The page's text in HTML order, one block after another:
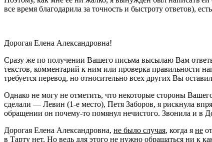
все время благодарила за точность и быстроту ответов),
Дорогая Елена Александровна!
Сразу же по получении Вашего письма высылаю Вам
текстов, комментарий к ним или проверка правильности
требуется перевод, но относительно всех других Вы
Однако не могу не отметить, что некоторые стороны
сделали — Левин (1-е место), Петя Заборов, я рискнула
обращении он почему-то помянул нечистого. Звонила и в
Дорогая Елена Александровна, не было случая, когда я не
в Тарту нет. Но ведь для этого не нужно обращаться ни к